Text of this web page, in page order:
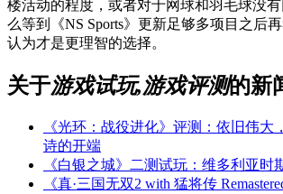
楼活动的程度，或者对于网球和羽毛球没
么等到《NS Sports》更新足够多项目之后
认为才是更理智的选择。
关于游戏试玩,游戏评测的新
《光环：战役进化》评测：依旧伟大
诗的开端
《白银之城》二测试玩：维多利亚时
《真·三国无双2 with 猛将传